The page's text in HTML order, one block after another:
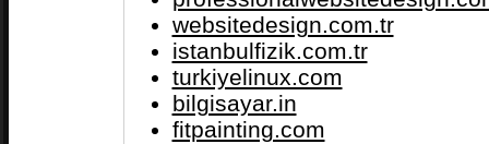
websitedesign.com.tr
istanbulfizik.com.tr
turkiyelinux.com
bilgisayar.in
fitpainting.com